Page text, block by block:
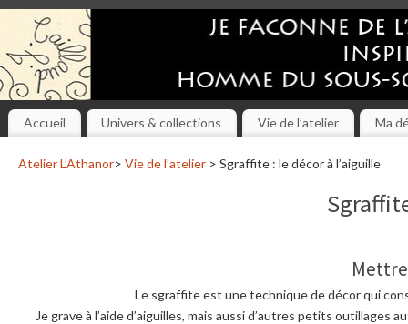
Accueil Univers & collections Vie de l’atelier Ma
Atelier L’Athanor> Vie de l’atelier > Sgraffite : le décor à l’aiguille
Le sgraffite est une technique de décor qui
Je grave à l’aide d’aiguilles, mais aussi d’autres petits